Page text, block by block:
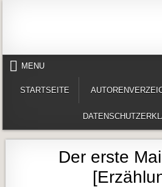
MENU
STARTSEITE
Der erste